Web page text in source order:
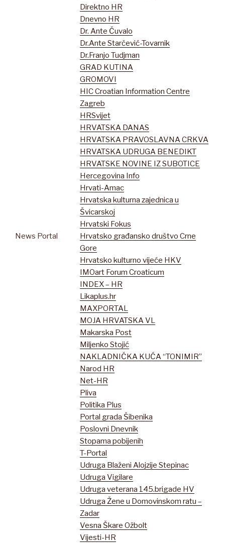
News Portal
Direktno HR
Dnevno HR
Dr. Ante Čuvalo
Dr.Ante Starčević-Tovarnik
Dr.Franjo Tudjman
GRAD KUTINA
GROMOVI
HIC Croatian Information Centre
Zagreb
HRSvijet
HRVATSKA DANAS
HRVATSKA PRAVOSLAVNA CRKVA
HRVATSKA UDRUGA BENEDIKT
HRVATSKE NOVINE IZ SUBOTICE
Hercegovina Info
Hrvati-Amac
Hrvatska kulturna zajednica u
Švicarskoj
Hrvatski Fokus
Hrvatsko građansko društvo Crne
Gore
Hrvatsko kulturno vijeće HKV
IMOart Forum Croaticum
INDEX – HR
Likaplus.hr
MAXPORTAL
MOJA HRVATSKA VL
Makarska Post
Miljenko Stojić
NAKLADNIČKA KUĆA “TONIMIR”
Narod HR
Net-HR
Pliva
Politika Plus
Portal grada Šibenika
Poslovni Dnevnik
Stopama pobijenih
T-Portal
Udruga Blaženi Alojzije Stepinac
Udruga Vigilare
Udruga veterana 145.brigade HV
Udruga Žene u Domovinskom ratu –
Zadar
Vesna Škare Ožbolt
Vijesti-HR